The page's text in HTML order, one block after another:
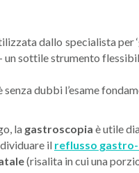
dallo specialista per
un sottile strumento
senza dubbi l’esame
la gastroscopia è utile
il reflusso
(risalita in cui una